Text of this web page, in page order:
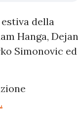
della
Hanga, Dejan
Simonovic ed